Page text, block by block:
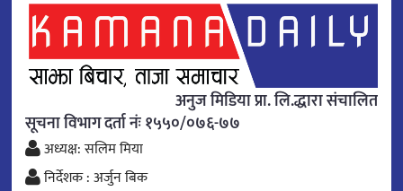
अनुज मिडिया प्रा. लि.द्धारा संचालित
सूचना विभाग दर्ता नंः १५५०/०७६-७७
अध्यक्ष: सलिम मिया
निर्देशक : अर्जुन बिक